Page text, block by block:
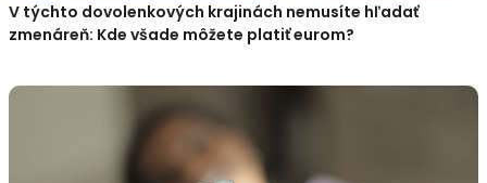
V týchto dovolenkových krajinách nemusíte hľadať
zmenáreň: Kde všade môžete platiť eurom?